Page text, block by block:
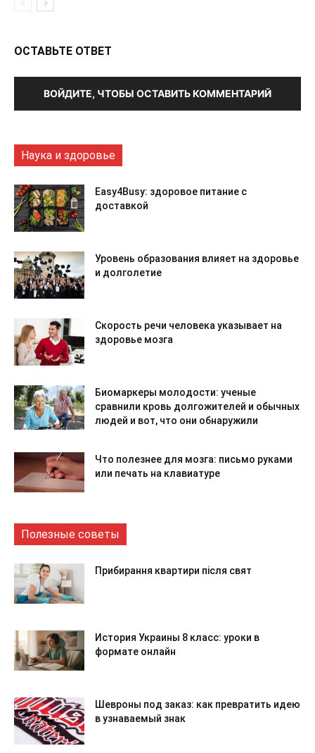
ОСТАВЬТЕ ОТВЕТ
ВОЙДИТЕ, ЧТОБЫ ОСТАВИТЬ КОММЕНТАРИЙ
Наука и здоровье
Easy4Busy: здоровое питание с
доставкой
Уровень образования влияет на здоровье
и долголетие
Скорость речи человека указывает на
здоровье мозга
Биомаркеры молодости: ученые
сравнили кровь долгожителей и обычных
людей и вот, что они обнаружили
Что полезнее для мозга: письмо руками
или печать на клавиатуре
Полезные советы
Прибирання квартири після свят
История Украины 8 класс: уроки в
формате онлайн
Шевроны под заказ: как превратить идею
в узнаваемый знак